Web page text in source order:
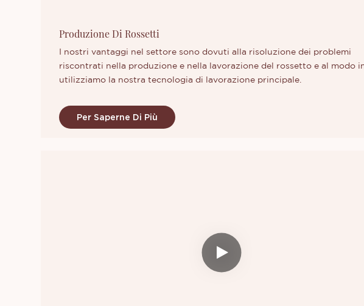
Produzione Di Rossetti
I nostri vantaggi nel settore sono dovuti alla risoluzione dei problemi
riscontrati nella produzione e nella lavorazione del rossetto e al modo
utilizziamo la nostra tecnologia di lavorazione principale.
Per Saperne Di Più